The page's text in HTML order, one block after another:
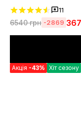
11
6540грн -2869
Акція -43% Хіт сезону